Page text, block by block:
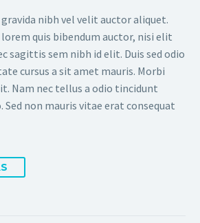
nibh vel velit auctor aliquet.
quis bibendum auctor, nisi elit
sagittis sem nibh id elit. Duis sed odio
cursus a sit amet mauris. Morbi
Nam nec tellus a odio tincidunt
Sed non mauris vitae erat consequat